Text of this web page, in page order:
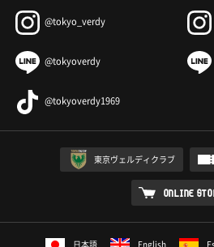
@tokyo_verdy
@tokyoverdy
@tokyoverdy1969
東京ヴェルディクラブ
ONLINE
日本語 English